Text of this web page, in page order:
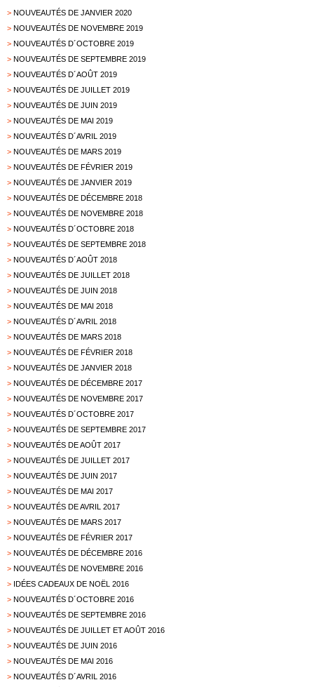
> NOUVEAUTÉS DE JANVIER 2020
> NOUVEAUTÉS DE NOVEMBRE 2019
> NOUVEAUTÉS D´OCTOBRE 2019
> NOUVEAUTÉS DE SEPTEMBRE 2019
> NOUVEAUTÉS D´AOÛT 2019
> NOUVEAUTÉS DE JUILLET 2019
> NOUVEAUTÉS DE JUIN 2019
> NOUVEAUTÉS DE MAI 2019
> NOUVEAUTÉS D´AVRIL 2019
> NOUVEAUTÉS DE MARS 2019
> NOUVEAUTÉS DE FÉVRIER 2019
> NOUVEAUTÉS DE JANVIER 2019
> NOUVEAUTÉS DE DÉCEMBRE 2018
> NOUVEAUTÉS DE NOVEMBRE 2018
> NOUVEAUTÉS D´OCTOBRE 2018
> NOUVEAUTÉS DE SEPTEMBRE 2018
> NOUVEAUTÉS D´AOÛT 2018
> NOUVEAUTÉS DE JUILLET 2018
> NOUVEAUTÉS DE JUIN 2018
> NOUVEAUTÉS DE MAI 2018
> NOUVEAUTÉS D´AVRIL 2018
> NOUVEAUTÉS DE MARS 2018
> NOUVEAUTÉS DE FÉVRIER 2018
> NOUVEAUTÉS DE JANVIER 2018
> NOUVEAUTÉS DE DÉCEMBRE 2017
> NOUVEAUTÉS DE NOVEMBRE 2017
> NOUVEAUTÉS D´OCTOBRE 2017
> NOUVEAUTÉS DE SEPTEMBRE 2017
> NOUVEAUTÉS DE AOÛT 2017
> NOUVEAUTÉS DE JUILLET 2017
> NOUVEAUTÉS DE JUIN 2017
> NOUVEAUTÉS DE MAI 2017
> NOUVEAUTÉS DE AVRIL 2017
> NOUVEAUTÉS DE MARS 2017
> NOUVEAUTÉS DE FÉVRIER 2017
> NOUVEAUTÉS DE DÉCEMBRE 2016
> NOUVEAUTÉS DE NOVEMBRE 2016
> IDÉES CADEAUX DE NOËL 2016
> NOUVEAUTÉS D´OCTOBRE 2016
> NOUVEAUTÉS DE SEPTEMBRE 2016
> NOUVEAUTÉS DE JUILLET ET AOÛT 2016
> NOUVEAUTÉS DE JUIN 2016
> NOUVEAUTÉS DE MAI 2016
> NOUVEAUTÉS D´AVRIL 2016